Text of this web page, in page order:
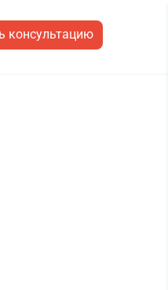
консультацию